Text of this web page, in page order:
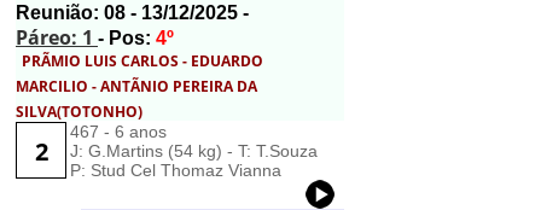
Reunião: 08 - 13/12/2025 -
Páreo: 1 - Pos: 4º
PRÃMIO LUIS CARLOS - EDUARDO
MARCILIO - ANTÃNIO PEREIRA DA
SILVA(TOTONHO)
2
467 - 6 anos
J: G.Martins (54 kg) - T: T.Souza
P: Stud Cel Thomaz Vianna